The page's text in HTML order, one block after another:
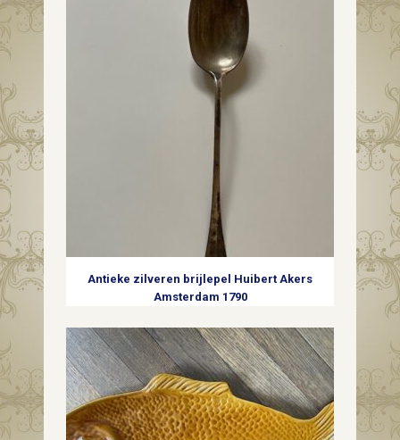
Antieke zilveren brijlepel Huibert Akers
Amsterdam 1790